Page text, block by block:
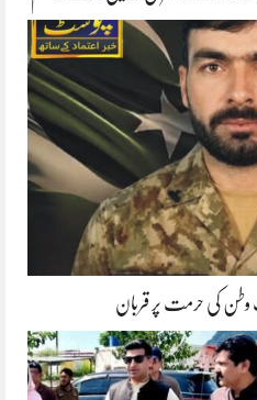
وطن کی حرمت پر قربان